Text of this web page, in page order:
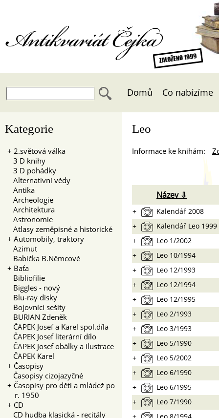
Antikvariát Čejka
Domů Co nabízíme
Kategorie
+ 2.světová válka
3 D knihy
3 D pohádky
Alternativní vědy
Antika
Archeologie
Architektura
Astronomie
Atlasy zeměpisné a historické
+ Automobily, traktory
Azimut
Babička B.Němcové
+ Baťa
Bibliofilie
Biggles - nový
Blu-ray disky
Bojovníci sešity
BURIAN Zdeněk
ČAPEK Josef a Karel spol.díla
ČAPEK Josef literární dílo
ČAPEK Josef obálky a ilustrace
ČAPEK Karel
+ Časopisy
Časopisy cizojazyčné
+ Časopisy pro děti a mládež po
r. 1950
+ CD
CD hudba klasická - recitály
Leo
Informace ke knihám:
Název ⇩
+
Kalendář 2008
+
Kalendář Leo 1999
+
Leo 1/2002
+
Leo 10/1994
+
Leo 12/1993
+
Leo 12/1994
+
Leo 12/1995
+
Leo 2/1993
+
Leo 3/1993
+
Leo 5/1990
+
Leo 5/2002
+
Leo 6/1990
+
Leo 6/1995
+
Leo 7/1990